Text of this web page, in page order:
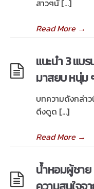
สาวๆนั้ […]
Read More→
แนะนำ 3 แ
มาสยบ หนุ่ม
บทความดังกล่า
ดึงดูด […]
Read More→
น้ำหอมผู้ชา